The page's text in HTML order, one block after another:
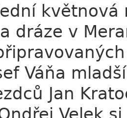
dráze v
Váňa
Jan
Velek